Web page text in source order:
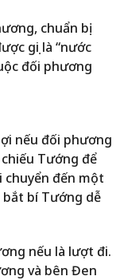
chuẩn bị
gọi là “nước
đối phương
nếu đối phương
Tướng để
chuyển đến một
bắt bí Tướng dễ
nếu là lượt đi.
và bên Đen